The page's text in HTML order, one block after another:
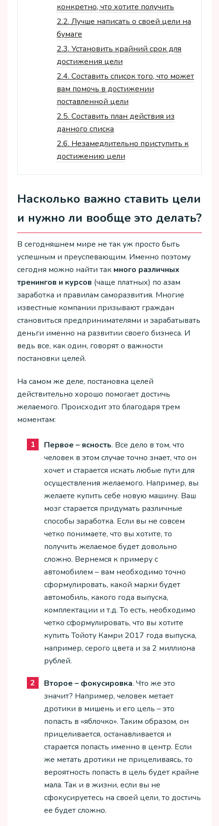
конкретно, что хотите получить
2.2. Лучше написать о своей цели на
бумаге
2.3. Установить крайний срок для
достижения цели
2.4. Составить список того, что может
вам помочь в достижении
поставленной цели
2.5. Составить план действия из
данного списка
2.6. Незамедлительно приступить к
достижению цели
Насколько важно ставить цели
и нужно ли вообще это делать?
В сегодняшнем мире не так уж просто быть
успешным и преуспевающим. Именно поэтому
сегодня можно найти так много различных
тренингов и курсов (чаще платных) по азам
заработка и правилам саморазвития. Многие
известные компании призывают граждан
становиться предпринимателями и зарабатывать
деньги именно на развитии своего бизнеса. И
ведь все, как один, говорят о важности
постановки целей.
На самом же деле, постановка целей
действительно хорошо помогает достичь
желаемого. Происходит это благодаря трем
моментам:
Первое – ясность. Все дело в том, что
человек в этом случае точно знает, что он
хочет и старается искать любые пути для
осуществления желаемого. Например, вы
желаете купить себе новую машину. Ваш
мозг старается придумать различные
способы заработка. Если вы не совсем
четко понимаете, что вы хотите, то
получить желаемое будет довольно
сложно. Вернемся к примеру с
автомобилем – вам необходимо точно
сформулировать, какой марки будет
автомобиль, какого года выпуска,
комплектации и т.д. То есть, необходимо
четко сформулировать, что вы хотите
купить Тойоту Камри 2017 года выпуска,
например, серого цвета и за 2 миллиона
рублей.
Второе – фокусировка. Что же это
значит? Например, человек метает
дротики в мишень и его цель – это
попасть в «яблочко». Таким образом, он
прицеливается, останавливается и
старается попасть именно в центр. Если
же метать дротики не прицеливаясь, то
вероятность попасть в цель будет крайне
мала. Так и в жизни, если вы не
сфокусируетесь на своей цели, то достичь
ее будет сложно.